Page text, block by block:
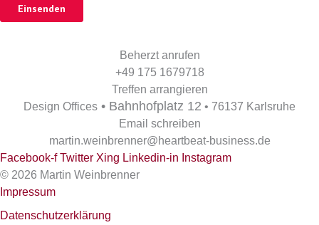
Beherzt anrufen
+49 175 1679718
Treffen arrangieren
Design Offices • Bahnhofplatz 12 • 76137 Karlsruhe
Email schreiben
martin.weinbrenner@heartbeat-business.de
Facebook-f Twitter Xing Linkedin-in Instagram
© 2026 Martin Weinbrenner
Impressum
Datenschutzerklärung